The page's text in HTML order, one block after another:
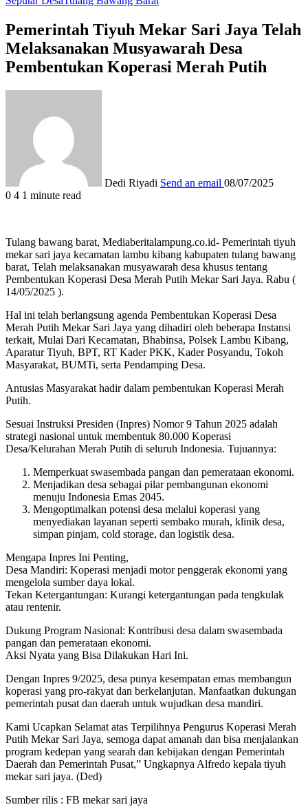
Pemerintah Tiyuh Mekar Sari Jaya Telah
Melaksanakan Musyawarah Desa
Pembentukan Koperasi Merah Putih
Dedi Riyadi Send an email 08/07/2025
0 4 1 minute read
Tulang bawang barat, Mediaberitalampung.co.id- Pemerintah tiyuh
mekar sari jaya kecamatan lambu kibang kabupaten tulang bawang
barat, Telah melaksanakan musyawarah desa khusus tentang
Pembentukan Koperasi Desa Merah Putih Mekar Sari Jaya. Rabu (
14/05/2025 ).
Hal ini telah berlangsung agenda Pembentukan Koperasi Desa
Merah Putih Mekar Sari Jaya yang dihadiri oleh beberapa Instansi
terkait, Mulai Dari Kecamatan, Bhabinsa, Polsek Lambu Kibang,
Aparatur Tiyuh, BPT, RT Kader PKK, Kader Posyandu, Tokoh
Masyarakat, BUMTi, serta Pendamping Desa.
Antusias Masyarakat hadir dalam pembentukan Koperasi Merah
Putih.
Sesuai Instruksi Presiden (Inpres) Nomor 9 Tahun 2025 adalah
strategi nasional untuk membentuk 80.000 Koperasi
Desa/Kelurahan Merah Putih di seluruh Indonesia. Tujuannya:
Memperkuat swasembada pangan dan pemerataan ekonomi.
Menjadikan desa sebagai pilar pembangunan ekonomi
menuju Indonesia Emas 2045.
Mengoptimalkan potensi desa melalui koperasi yang
menyediakan layanan seperti sembako murah, klinik desa,
simpan pinjam, cold storage, dan logistik desa.
Mengapa Inpres Ini Penting,
Desa Mandiri: Koperasi menjadi motor penggerak ekonomi yang
mengelola sumber daya lokal.
Tekan Ketergantungan: Kurangi ketergantungan pada tengkulak
atau rentenir.
Dukung Program Nasional: Kontribusi desa dalam swasembada
pangan dan pemerataan ekonomi.
Aksi Nyata yang Bisa Dilakukan Hari Ini.
Dengan Inpres 9/2025, desa punya kesempatan emas membangun
koperasi yang pro-rakyat dan berkelanjutan. Manfaatkan dukungan
pemerintah pusat dan daerah untuk wujudkan desa mandiri.
Kami Ucapkan Selamat atas Terpilihnya Pengurus Koperasi Merah
Putih Mekar Sari Jaya, semoga dapat amanah dan bisa menjalankan
program kedepan yang searah dan kebijakan dengan Pemerintah
Daerah dan Pemerintah Pusat,” Ungkapnya Alfredo kepala tiyuh
mekar sari jaya. (Ded)
Sumber rilis : FB mekar sari jaya